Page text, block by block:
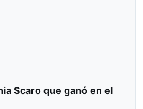
Scaro que ganó en el